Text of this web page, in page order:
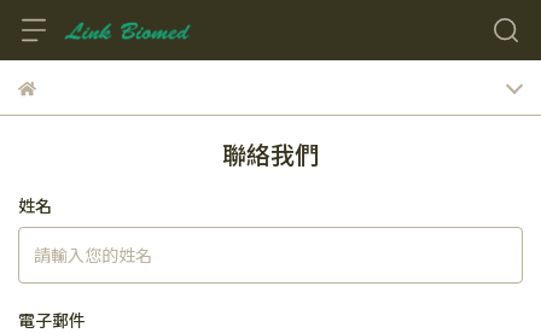
聯絡我們
姓名
電子郵件